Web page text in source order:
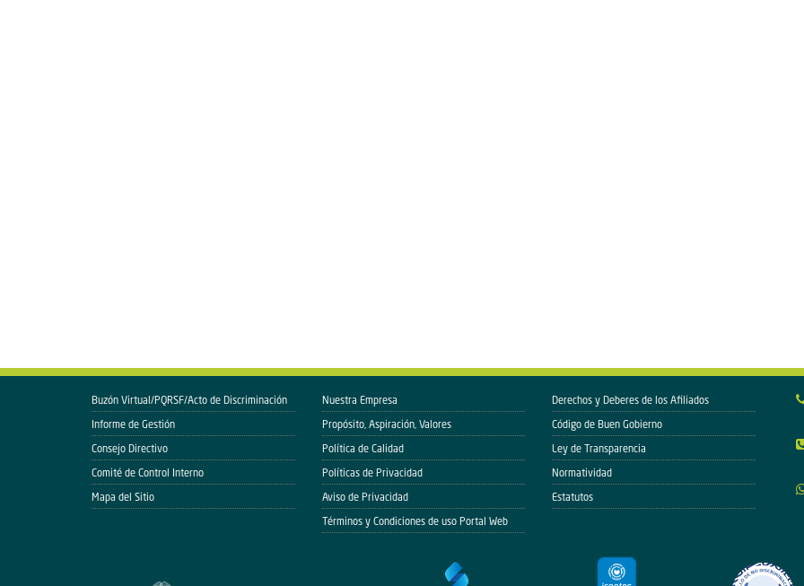
Buzón Virtual/PQRSF/Acto de Discriminación
Informe de Gestión
Consejo Directivo
Comité de Control Interno
Mapa del Sitio
Nuestra Empresa
Propósito, Aspiración, Valores
Política de Calidad
Políticas de Privacidad
Aviso de Privacidad
Términos y Condiciones de uso Portal Web
Derechos y Deberes de los Afiliados
Código de Buen Gobierno
Ley de Transparencia
Normatividad
Estatutos